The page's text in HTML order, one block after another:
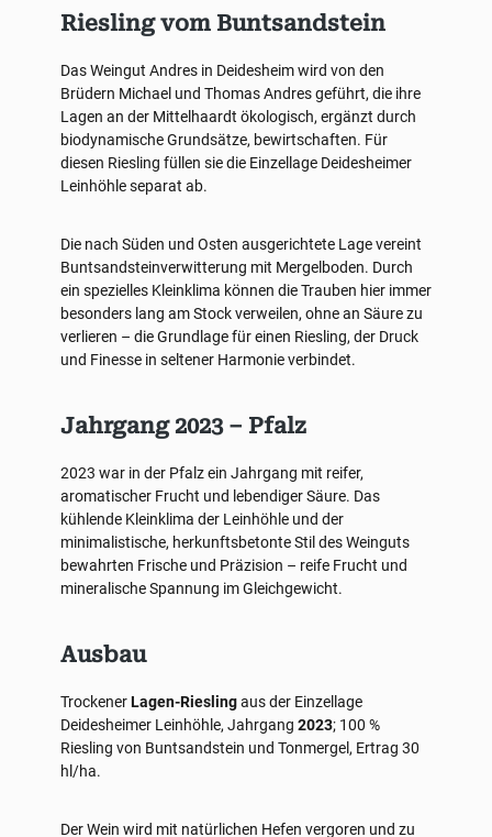
Riesling vom Buntsandstein
Das Weingut Andres in Deidesheim wird von den
Brüdern Michael und Thomas Andres geführt, die ihre
Lagen an der Mittelhaardt ökologisch, ergänzt durch
biodynamische Grundsätze, bewirtschaften. Für
diesen Riesling füllen sie die Einzellage Deidesheimer
Leinhöhle separat ab.
Die nach Süden und Osten ausgerichtete Lage vereint
Buntsandsteinverwitterung mit Mergelboden. Durch
ein spezielles Kleinklima können die Trauben hier immer
besonders lang am Stock verweilen, ohne an Säure zu
verlieren – die Grundlage für einen Riesling, der Druck
und Finesse in seltener Harmonie verbindet.
Jahrgang 2023 – Pfalz
2023 war in der Pfalz ein Jahrgang mit reifer,
aromatischer Frucht und lebendiger Säure. Das
kühlende Kleinklima der Leinhöhle und der
minimalistische, herkunftsbetonte Stil des Weinguts
bewahrten Frische und Präzision – reife Frucht und
mineralische Spannung im Gleichgewicht.
Ausbau
TrockenerLagen-Rieslingaus der Einzellage
Deidesheimer Leinhöhle, Jahrgang 2023; 100 %
Riesling von Buntsandstein und Tonmergel, Ertrag 30
hl/ha.
Der Wein wird mit natürlichen Hefen vergoren und zu